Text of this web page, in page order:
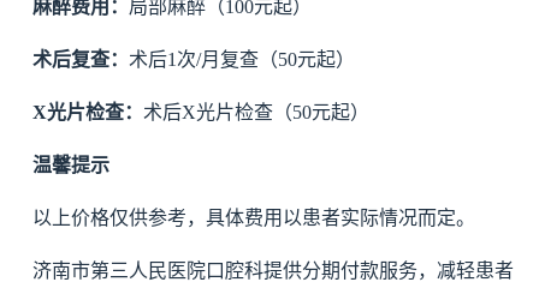
麻醉费用： 局部麻醉（100元起）
术后复查：术后1次/月复查（50元起）
X光片检查：术后X光片检查（50元起）
温馨提示
以上价格仅供参考，具体费用以患者实际情况而定。
济南市第三人民医院口腔科提供分期付款服务，减轻患者